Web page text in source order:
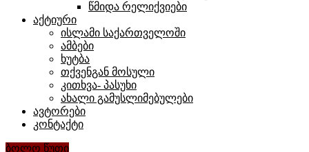
წმიდა რელიქვიები
აქტიური
ისლამი საქართველოში
ამბები
ხუტბა
თქვენგან მოსული
კითხვა- პასუხი
ახალი გამუსლიმებულები
ავტორები
კონტაქტი
ბოლო წუთი